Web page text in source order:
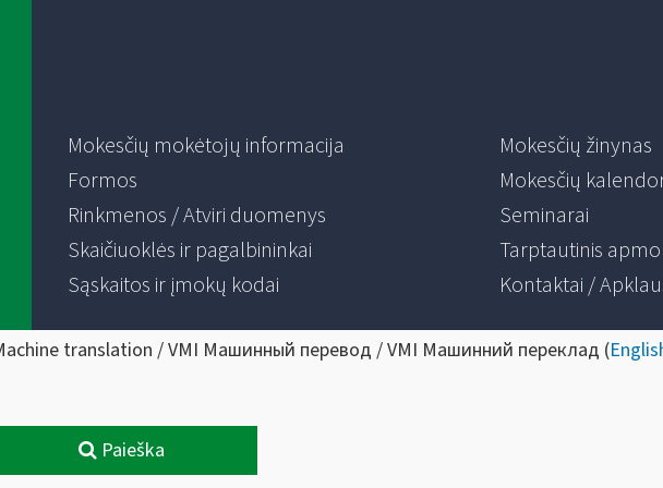
Mokesčių mokėtojų informacija
Formos
Rinkmenos / Atviri duomenys
Skaičiuoklės ir pagalbininkai
Sąskaitos ir įmokų kodai
Mokesčių žinynas
Mokesčių
Seminarai
Tarptautinis
Kontaktai /
translation / VMI Машинный перевод / VMI Машинний переклад (
Paieška